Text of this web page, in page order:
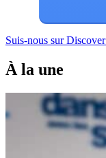
Suis-nous sur Discover
À la une